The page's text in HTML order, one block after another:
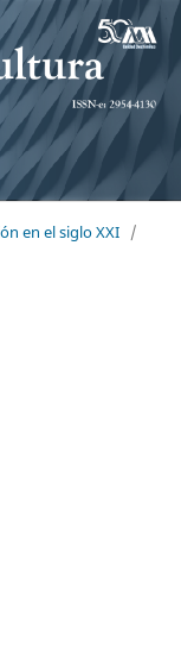
en el siglo XXI /